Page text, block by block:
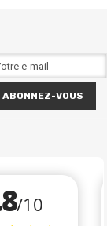
ABONNEZ-VOUS